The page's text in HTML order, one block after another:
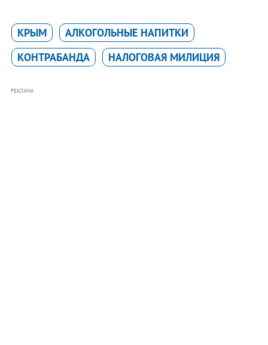
КРЫМ
АЛКОГОЛЬНЫЕ НАПИТКИ
КОНТРАБАНДА
НАЛОГОВАЯ МИЛИЦИЯ
РЕКЛАМА